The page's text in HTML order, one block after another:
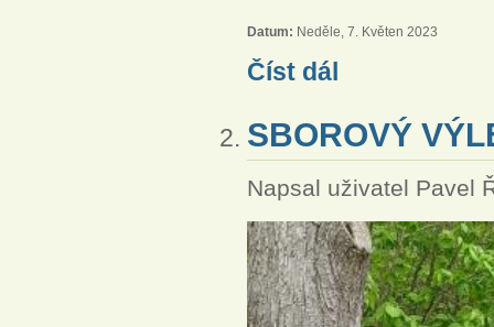
Datum: Neděle, 7. Květen 2023
Číst dál
SBOROVÝ
Napsal uživatel Pavel